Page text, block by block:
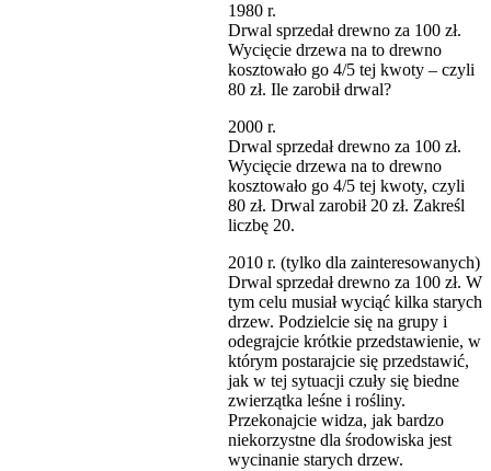
1980 r.
Drwal sprzedał drewno za 100 zł.
Wycięcie drzewa na to drewno
kosztowało go 4/5 tej kwoty – czyli
80 zł. Ile zarobił drwal?
2000 r.
Drwal sprzedał drewno za 100 zł.
Wycięcie drzewa na to drewno
kosztowało go 4/5 tej kwoty, czyli
80 zł. Drwal zarobił 20 zł. Zakreśl
liczbę 20.
2010 r. (tylko dla zainteresowanych)
Drwal sprzedał drewno za 100 zł. W
tym celu musiał wyciąć kilka starych
drzew. Podzielcie się na grupy i
odegrajcie krótkie przedstawienie, w
którym postarajcie się przedstawić,
jak w tej sytuacji czuły się biedne
zwierzątka leśne i rośliny.
Przekonajcie widza, jak bardzo
niekorzystne dla środowiska jest
wycinanie starych drzew.